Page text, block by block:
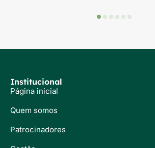
Institucional
Página inicial
Quem somos
Patrocinadores